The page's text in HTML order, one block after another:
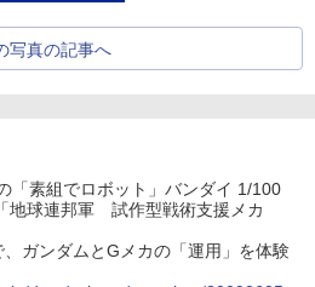
写真の記事へ
「素組でロボット」バンダイ 1/100
地球連邦軍 試作型戦術支援メカ
ガンダムとGメカの「運用」を体験